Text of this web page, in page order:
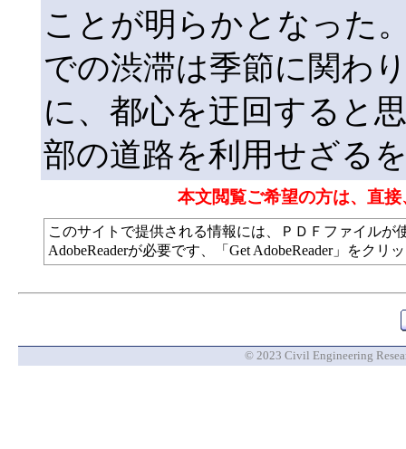
ことが明らかとなった
での渋滞は季節に関わ
に、都心を迂回すると
部の道路を利用せざる
本文閲覧ご希望の方は、直
このサイトで提供される情報には、ＰＤＦファイル
AdobeReaderが必要です、「Get AdobeReader」をク
© 2023 Civil Engineering